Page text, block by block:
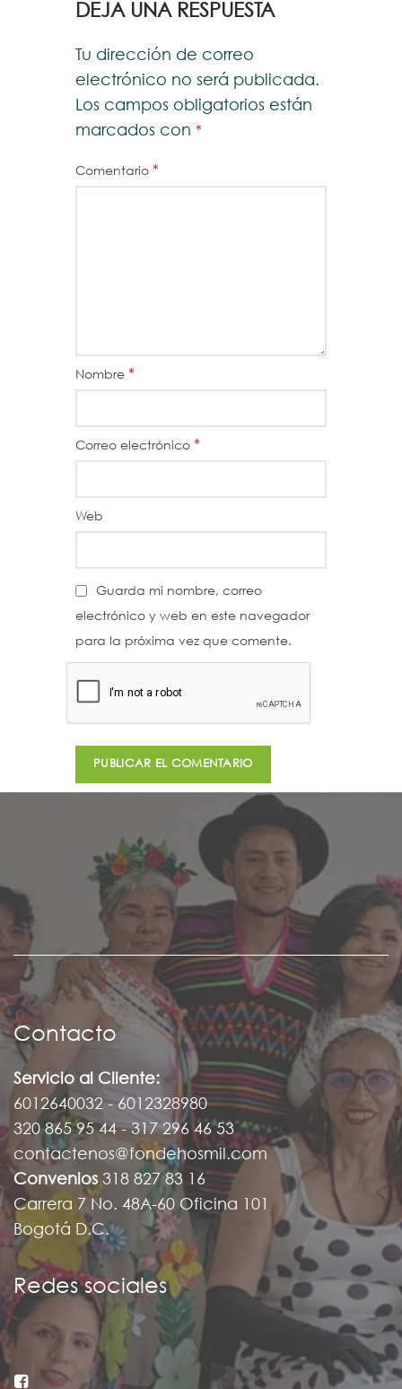
DEJA UNA RESPUESTA
Tu dirección de correo
electrónico no será publicada.
Los campos obligatorios están
marcados con *
Comentario *
Nombre *
Correo electrónico *
Web
Guarda mi nombre, correo
electrónico y web en este navegador
para la próxima vez que comente.
Contacto
Servicio al Cliente:
6012640032 - 6012328980
320 865 95 44 - 317 296 46 53
contactenos@fondehosmil.com
Convenios 318 827 83 16
Carrera 7 No. 48A-60 Oficina 101
Bogotá D.C.
Redes sociales